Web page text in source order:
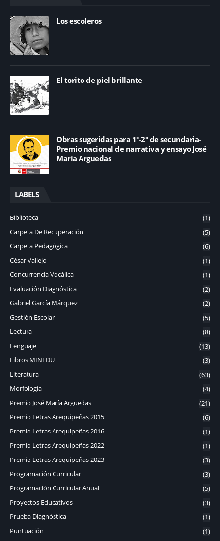
Los escoleros
El torito de piel brillante
Obras sugeridas para 1°-2° de secundaria-
Premio nacional de narrativa y ensayo José
María Arguedas
LABELS
Biblioteca
(1)
Carpeta De Recuperación
(5)
Carpeta Pedagógica
(6)
César Vallejo
(1)
Concurrencia Vocálica
(1)
Evaluación Diagnóstica
(2)
Gabriel García Márquez
(2)
Gestión Escolar
(5)
Lectura
(8)
Lenguaje
(13)
Libros MINEDU
(3)
Literatura
(63)
Morfología
(4)
Premio José María Arguedas
(21)
Premio Letras Arequipeñas 2015
(6)
Premio Letras Arequipeñas 2016
(1)
Premio Letras Arequipeñas 2022
(1)
Premio Letras Arequipeñas 2023
(3)
Programación Curricular
(3)
Programación Curricular Anual
(5)
Proyectos Educativos
(3)
Prueba Diagnóstica
(1)
Puntuación
(1)